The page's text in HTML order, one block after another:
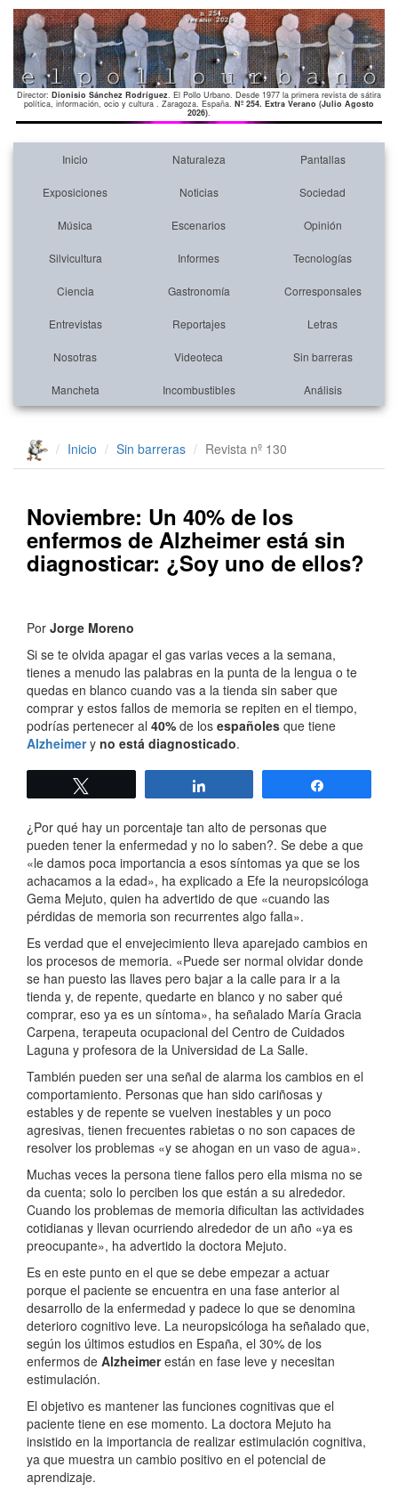
Director: Dionisio Sánchez Rodríguez. El Pollo Urbano. Desde 1977 la primera revista de sátira
política, información, ocio y cultura . Zaragoza. España. Nº 254. Extra Verano (Julio Agosto
2026).
Inicio Naturaleza Pantallas
Exposiciones Noticias Sociedad
Música Escenarios Opinión
Silvicultura Informes Tecnologías
Ciencia Gastronomía Corresponsales
Entrevistas Reportajes Letras
Nosotras Videoteca Sin barreras
Mancheta Incombustibles Análisis
Inicio Sin barreras Revista nº 130
Noviembre: Un 40% de los
enfermos de Alzheimer está sin
diagnosticar: ¿Soy uno de ellos?
Por Jorge Moreno
Si se te olvida apagar el gas varias veces a la semana,
tienes a menudo las palabras en la punta de la lengua o te
quedas en blanco cuando vas a la tienda sin saber que
comprar y estos fallos de memoria se repiten en el tiempo,
podrías pertenecer al 40% de los españoles que tiene
Alzheimery no está diagnosticado.
¿Por qué hay un porcentaje tan alto de personas que
pueden tener la enfermedad y no lo saben?. Se debe a que
«le damos poca importancia a esos síntomas ya que se los
achacamos a la edad», ha explicado a Efe la neuropsicóloga
Gema Mejuto, quien ha advertido de que «cuando las
pérdidas de memoria son recurrentes algo falla».
Es verdad que el envejecimiento lleva aparejado cambios en
los procesos de memoria. «Puede ser normal olvidar donde
se han puesto las llaves pero bajar a la calle para ir a la
tienda y, de repente, quedarte en blanco y no saber qué
comprar, eso ya es un síntoma», ha señalado María Gracia
Carpena, terapeuta ocupacional del Centro de Cuidados
Laguna y profesora de la Universidad de La Salle.
También pueden ser una señal de alarma los cambios en el
comportamiento. Personas que han sido cariñosas y
estables y de repente se vuelven inestables y un poco
agresivas, tienen frecuentes rabietas o no son capaces de
resolver los problemas «y se ahogan en un vaso de agua».
Muchas veces la persona tiene fallos pero ella misma no se
da cuenta; solo lo perciben los que están a su alrededor.
Cuando los problemas de memoria dificultan las actividades
cotidianas y llevan ocurriendo alrededor de un año «ya es
preocupante», ha advertido la doctora Mejuto.
Es en este punto en el que se debe empezar a actuar
porque el paciente se encuentra en una fase anterior al
desarrollo de la enfermedad y padece lo que se denomina
deterioro cognitivo leve. La neuropsicóloga ha señalado que,
según los últimos estudios en España, el 30% de los
enfermos de Alzheimerestán en fase leve y necesitan
estimulación.
El objetivo es mantener las funciones cognitivas que el
paciente tiene en ese momento. La doctora Mejuto ha
insistido en la importancia de realizar estimulación cognitiva,
ya que muestra un cambio positivo en el potencial de
aprendizaje.